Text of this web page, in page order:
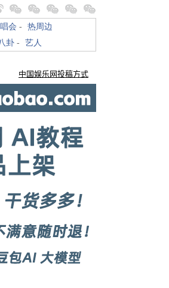
会 - 热周边
卦 - 艺人